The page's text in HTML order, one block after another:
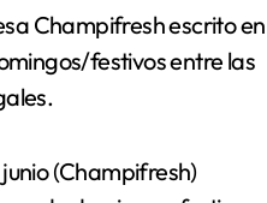
Champifresh escrito en
festivos entre las
junio (Champifresh)